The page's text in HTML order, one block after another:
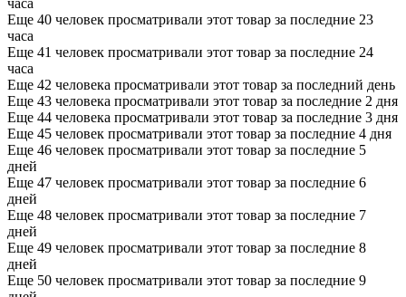
Еще 40 человек просматривали этот товар за последние 23
часа
Еще 41 человек просматривали этот товар за последние 24
часа
Еще 42 человека просматривали этот товар за последний день
Еще 43 человека просматривали этот товар за последние 2 дня
Еще 44 человека просматривали этот товар за последние 3 дня
Еще 45 человек просматривали этот товар за последние 4 дня
Еще 46 человек просматривали этот товар за последние 5
дней
Еще 47 человек просматривали этот товар за последние 6
дней
Еще 48 человек просматривали этот товар за последние 7
дней
Еще 49 человек просматривали этот товар за последние 8
дней
Еще 50 человек просматривали этот товар за последние 9